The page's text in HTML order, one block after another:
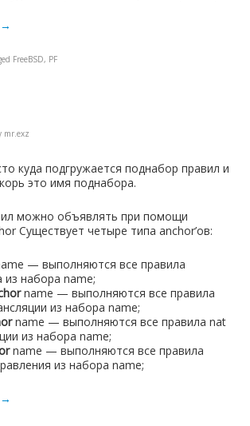
→
FreeBSD, PF
mr.exz
куда подгружается поднабор правил и
это имя поднабора.
можно объявлять при помощи
Существует четыре типа anchor’ов:
— выполняются все правила
из набора name;
name — выполняются все правила
из набора name;
name — выполняются все правила nat
из набора name;
name — выполняются все правила
из набора name;
→